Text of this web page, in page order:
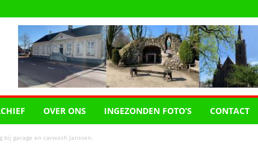
OVER ONS INGEZONDEN FOTO’S CONTACT
bij garage en carwash Janssen.